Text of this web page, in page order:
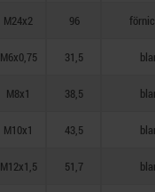
M24x2 96
M6x0,75 31,5
M8x1 38,5
M10x1 43,5
M12x1,5 51,7